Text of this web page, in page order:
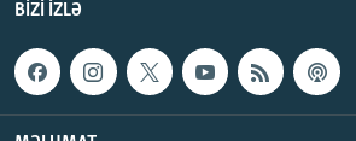
BIZI IZLƏ